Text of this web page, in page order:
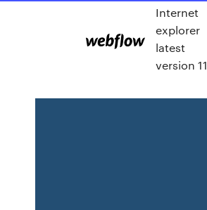
Internet
explorer
latest
version 11